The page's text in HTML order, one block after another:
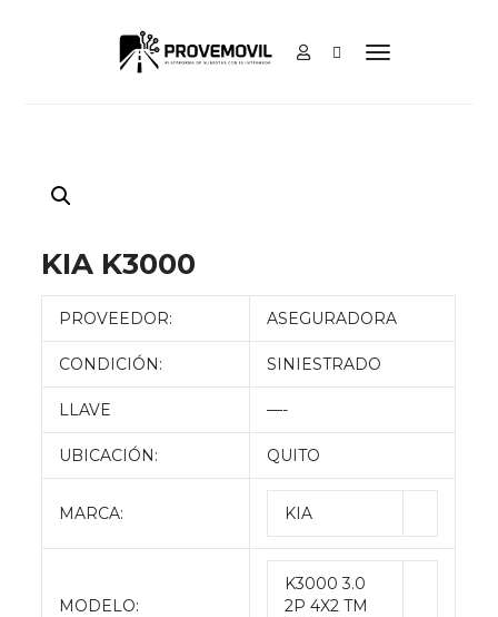
KIA K3000
PROVEEDOR: ASEGURADORA
CONDICIÓN: SINIESTRADO
LLAVE —-
UBICACIÓN: QUITO
MARCA: KIA
MODELO:
K3000 3.0
2P 4X2 TM